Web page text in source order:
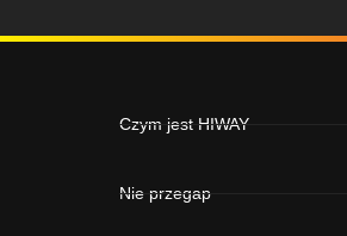
Czym jest HIWAY
Nie przegap